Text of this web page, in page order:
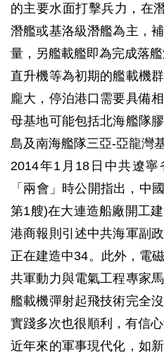
的主要水面打擊兵力，在
潛艦或基洛級潛艦為主，
量，另艦載艦即為完成落
直升機等為初期的艦載機
龐大，停泊港口需要具備
母基地可能包括北海艦隊
島及南海艦隊三亞-亞龍灣
2014年1月18日中共遼
「兩會」時公開指出，中
第1艘)在大連造船廠開工
港商報則引述中共海軍副
正在建造中34。此外，電
共軍動力與電氣工程專家
艦載機彈射起飛技術完全
實踐多次也很順利，有信
近年來的軍事現代化，如